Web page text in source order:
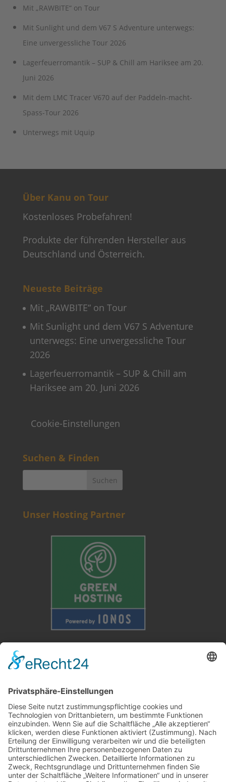
Mit „RAWBITE“ on Tour
Mit Sunlight und dem V67 S Adventure unterwegs:
Eine unvergessliche Tour 2026
Lagerfeuerromantik – SUP & Chill am Hariksee am 20.
Juni 2026
Mit dem LMC Tracer V670 auf der Paddeln-macht-
Spass-Tour 2026
Unterwegs mit Uquip
Über Kanu on Tour
Kostenloses Probefahren!
Produkte der führenden Hersteller aus
Deutschland und Österreich.
Neueste Beiträge
Mit „RAWBITE“ on Tour
Mit Sunlight und dem V67 S Adventure
unterwegs: Eine unvergessliche Tour
2026
Lagerfeuerromantik – SUP & Chill am
Hariksee am 20. Juni 2026
Cookie-Einstellungen
Suchen & Finden
Unser Hosting Partner
Weitere Informationen
Kontakt
Newsletter
FAQ
Schlagworte
Datenschutz